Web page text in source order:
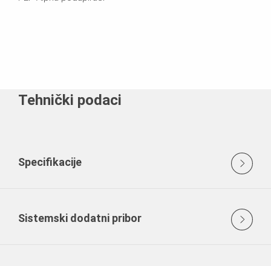
Tehnički podaci
Specifikacije
Sistemski dodatni pribor